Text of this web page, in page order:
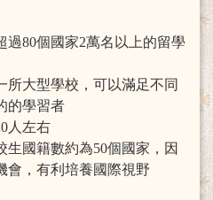
過80個國家2萬名以上的留學
所大型學校，可以滿足不同
的學習者
人左右
國籍數約為50個國家，因
會，有利培養國際視野